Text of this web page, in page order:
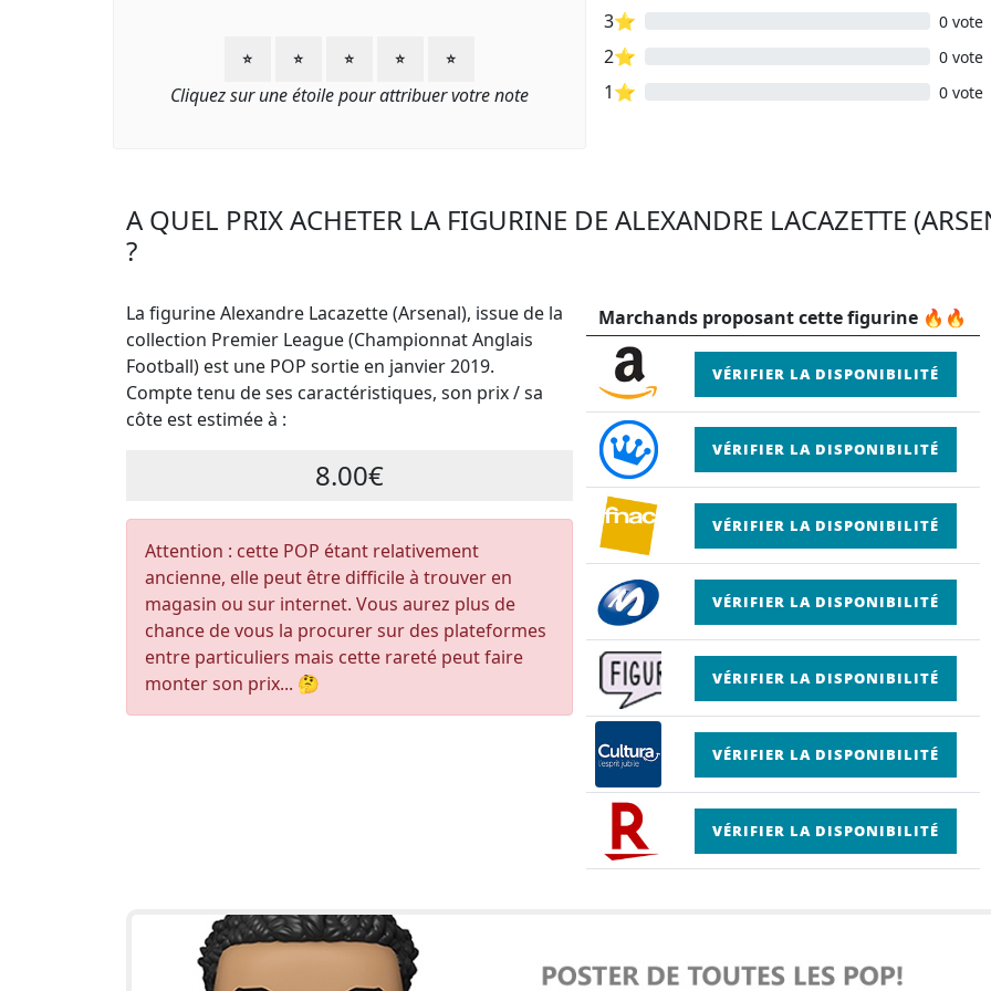
⭐ ⭐ ⭐ ⭐ ⭐
Cliquez sur une étoile pour attribuer votre note
3⭐ 0 vote
2⭐ 0 vote
1⭐ 0 vote
A QUEL PRIX ACHETER LA FIGURINE DE ALEXANDRE LACAZETTE
?
La figurine Alexandre Lacazette (Arsenal), issue de la
collection Premier League (Championnat Anglais
Football) est une POP sortie en janvier 2019.
Compte tenu de ses caractéristiques, son prix / sa
côte est estimée à :
8.00€
Attention : cette POP étant relativement
ancienne, elle peut être difficile à trouver en
magasin ou sur internet. Vous aurez plus de
chance de vous la procurer sur des plateformes
entre particuliers mais cette rareté peut faire
monter son prix... 🤔
Marchands proposant cette figurine 🔥🔥
VÉRIFIER LA DISPONIBILITÉ
VÉRIFIER LA DISPONIBILITÉ
VÉRIFIER LA DISPONIBILITÉ
VÉRIFIER LA DISPONIBILITÉ
VÉRIFIER LA DISPONIBILITÉ
VÉRIFIER LA DISPONIBILITÉ
VÉRIFIER LA DISPONIBILITÉ